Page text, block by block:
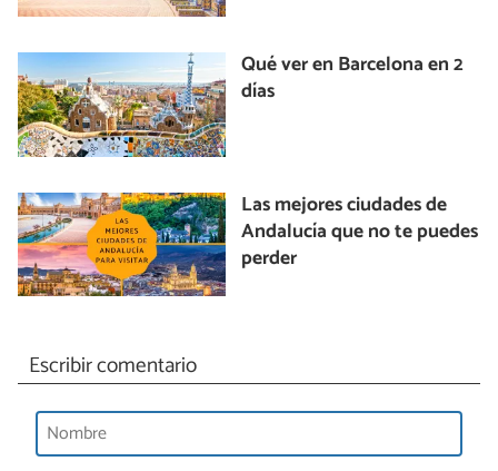
Qué ver en Barcelona en 2
días
Las mejores ciudades de
Andalucía que no te puedes
perder
Escribir comentario